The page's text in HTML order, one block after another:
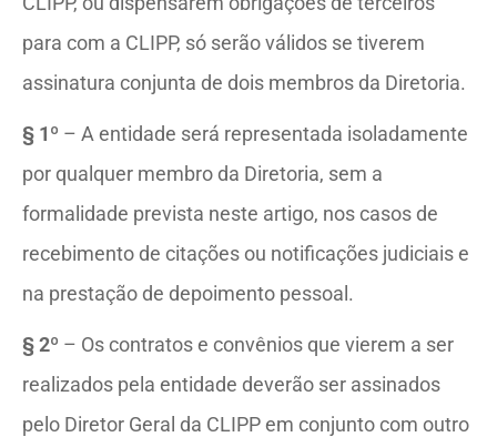
para com a CLIPP, só serão válidos se tiverem
assinatura conjunta de dois membros da Diretoria.
§ 1º – A entidade será representada isoladamente
por qualquer membro da Diretoria, sem a
formalidade prevista neste artigo, nos casos de
recebimento de citações ou notificações judiciais e
na prestação de depoimento pessoal.
§ 2º – Os contratos e convênios que vierem a ser
realizados pela entidade deverão ser assinados
pelo Diretor Geral da CLIPP em conjunto com outro